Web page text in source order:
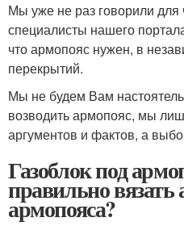
Мы уже не раз говорили для
специалисты нашего
что армопояс нужен, в
перекрытий.
Мы не будем Вам
возводить армопояс, мы
аргументов и фактов, а
Газоблок под
правильно вязать
армопояса?